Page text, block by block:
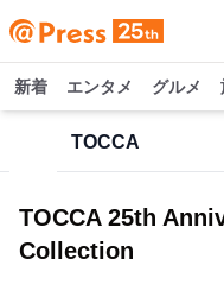
新着 エンタメ グルメ
TOCCA
TOCCA 25th
Collection